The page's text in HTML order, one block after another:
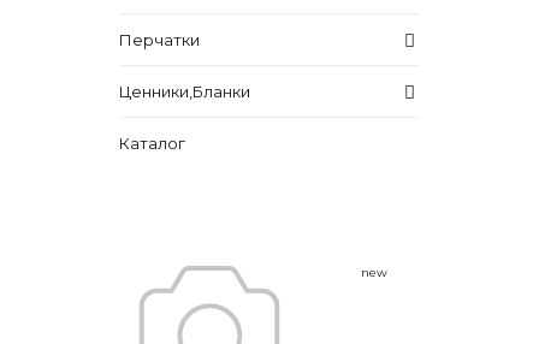
Перчатки
Ценники,Бланки
Каталог
new